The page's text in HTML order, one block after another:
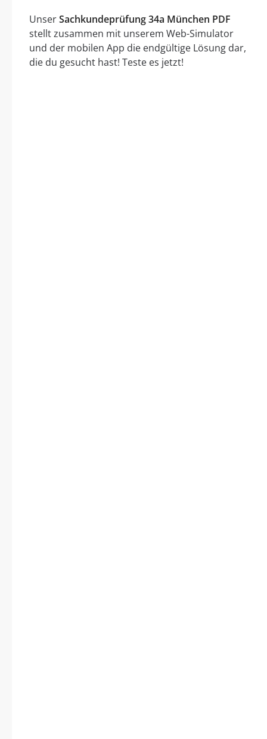
UnserSachkundeprüfung 34a München PDF
stellt zusammen mit unserem Web-Simulator
und der mobilen App die endgültige Lösung dar,
die du gesucht hast! Teste es jetzt!